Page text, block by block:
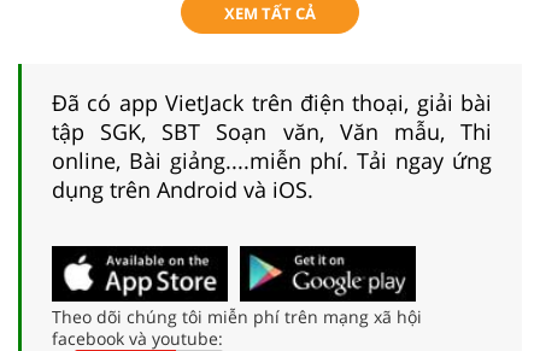
XEM TẤT CẢ
Đã có app VietJack trên điện thoại, giải bài
tập SGK, SBT Soạn văn, Văn mẫu, Thi
online, Bài giảng....miễn phí. Tải ngay ứng
dụng trên Android và iOS.
Theo dõi chúng tôi miễn phí trên mạng xã hội
facebook và youtube: